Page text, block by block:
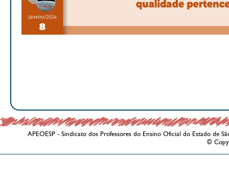
APEOESP - Sindicato dos Professores do Ensino Oficial do Estado de
©